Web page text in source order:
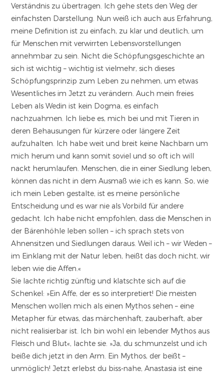
Verständnis zu übertragen. Ich gehe stets den Weg der
einfachsten Darstellung. Nun weiß ich auch aus Erfahrung,
meine Definition ist zu einfach, zu klar und deutlich, um
für Menschen mit verwirrten Lebensvorstellungen
annehmbar zu sein. Nicht die Schöpfungsgeschichte an
sich ist wichtig – wichtig ist vielmehr, sich dieses
Schöpfungsprinzip zum Leben zu nehmen, um etwas
Wesentliches im Jetzt zu verändern. Auch mein freies
Leben als Wedin ist kein Dogma, es einfach
nachzuahmen. Ich liebe es, mich bei und mit Tieren in
deren Behausungen für kürzere oder längere Zeit
aufzuhalten. Ich habe weit und breit keine Nachbarn um
mich herum und kann somit soviel und so oft ich will
nackt herumlaufen. Menschen, die in einer Siedlung leben,
können das nicht in dem Ausmaß wie ich es kann. So, wie
ich mein Leben gestalte, ist es meine persönliche
Entscheidung und es war nie als Vorbild für andere
gedacht. Ich habe nicht empfohlen, dass die Menschen in
der Bärenhöhle leben sollen – ich sprach stets von
Ahnensitzen und Siedlungen daraus. Weil ich – wir Weden –
im Einklang mit der Natur leben, heißt das doch nicht, wir
leben wie die Affen.«
Sie lachte richtig zünftig und klatschte sich auf die
Schenkel: »Ein Affe, der es so interpretiert! Die meisten
Menschen wollen mich als einen Mythos sehen – eine
Metapher für etwas, das märchenhaft, zauberhaft, aber
nicht realisierbar ist. Ich bin wohl ein lebender Mythos aus
Fleisch und Blut«, lachte sie. »Ja, du schmunzelst und ich
beiße dich jetzt in den Arm. Ein Mythos, der beißt –
unmöglich! Jetzt erlebst du biss-nahe, Anastasia ist eine